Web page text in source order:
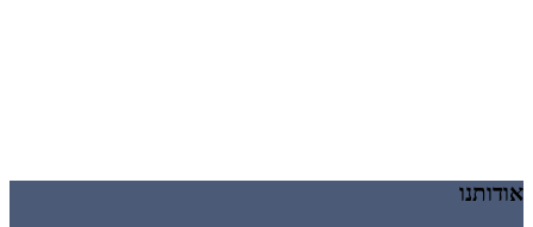
אודותנו